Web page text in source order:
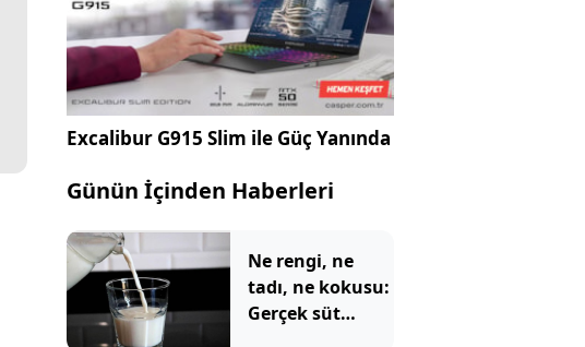
Excalibur G915 Slim ile Güç Yanında
Günün İçinden Haberleri
Ne rengi, ne
tadı, ne kokusu:
Gerçek süt